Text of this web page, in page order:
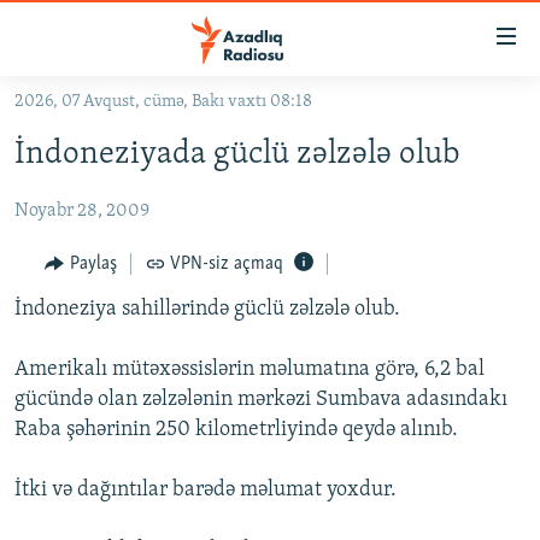
Əsas
qayıt
naviqasiyaya
Axtarışa
keç
KORRUPSIOMETR
#ƏSLINDƏ
FƏRQƏ BAX
ARAŞDIRMA
MULTIMEDIA
VIDEO
RADIO ARXIV
2026, 07 Avqust, cümə, Bakı vaxtı 08:18
İndoneziyada güclü zəlzələ olub
Noyabr 28, 2009
Paylaş VPN-siz açmaq
İndoneziya sahillərində güclü zəlzələ olub.
Amerikalı mütəxəssislərin məlumatına görə, 6,2 bal
gücündə olan zəlzələnin mərkəzi Sumbava adasındakı
Raba şəhərinin 250 kilometrliyində qeydə alınıb.
İtki və dağıntılar barədə məlumat yoxdur.